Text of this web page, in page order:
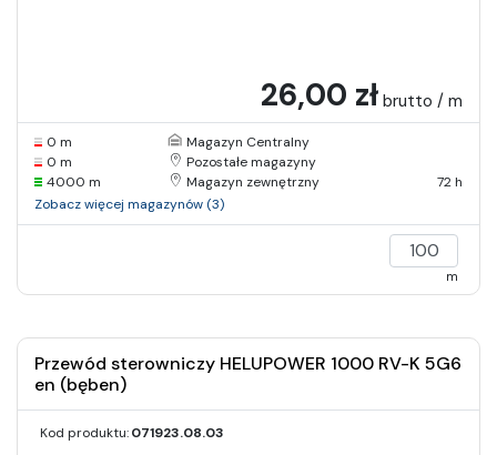
26,00 zł brutto / m
0 m
Magazyn Centralny
0 m
Pozostałe magazyny
4000 m
Magazyn zewnętrzny
72 h
Zobacz więcej magazynów (3)
m
Przewód sterowniczy HELUPOWER 1000 RV-K 5G6
en (bęben)
Kod produktu:071923.08.03